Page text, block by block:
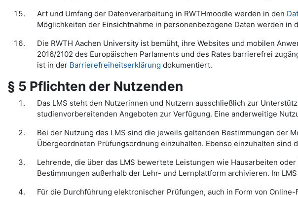
Art und Umfang der Datenverarbeitung in RWTHmoodle werden in den
Möglichkeiten der Einsichtnahme in personenbezogene Daten werden in
Die RWTH Aachen University ist bemüht, ihre Websites und mobilen
2016/2102 des Europäischen Parlaments und des Rates barrierefrei
ist in der Barrierefreiheitserklärung dokumentiert.
§ 5 Pflichten der Nutzenden
Das LMS steht den Nutzerinnen und Nutzern ausschließlich zur
studienvorbereitenden Angeboten zur Verfügung. Eine anderweitige
Bei der Nutzung des LMS sind die jeweils geltenden Bestimmungen der
Übergeordneten Prüfungsordnung einzuhalten. Ebenso einzuhalten
Lehrende, die über das LMS bewertete Leistungen wie Hausarbeiten
Bestimmungen außerhalb der Lehr- und Lernplattform archivieren. Im
Für die Durchführung elektronischer Prüfungen, auch in Form von